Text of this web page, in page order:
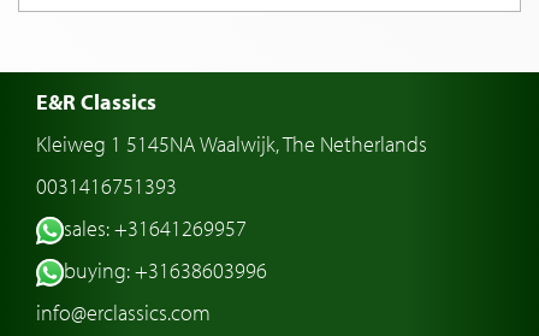
E&R Classics
Kleiweg 1 5145NA Waalwijk, The Netherlands
0031416751393
sales: +31641269957
buying: +31638603996
info@erclassics.com